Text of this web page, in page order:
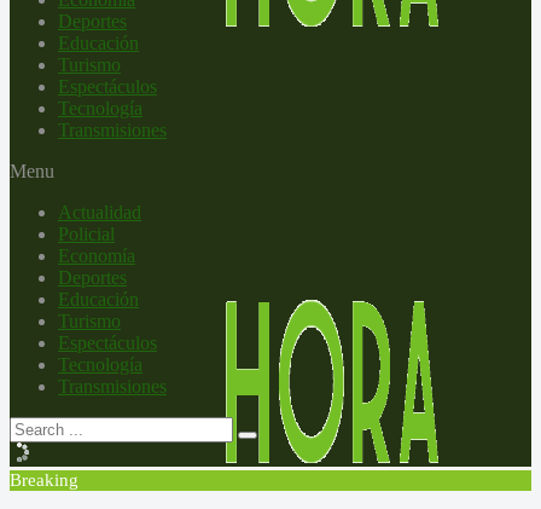
Deportes
Educación
Turismo
Espectáculos
Tecnología
Transmisiones
Menu
Actualidad
Policial
Economía
Deportes
Educación
Turismo
Espectáculos
Tecnología
Transmisiones
Breaking